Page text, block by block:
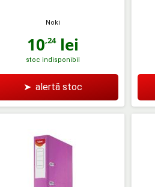
Noki
10,24lei
stoc indisponibil
➤ alertă stoc